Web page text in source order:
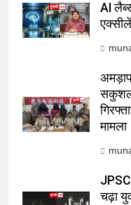
AI
सकुशल
मामला
चढ़ा